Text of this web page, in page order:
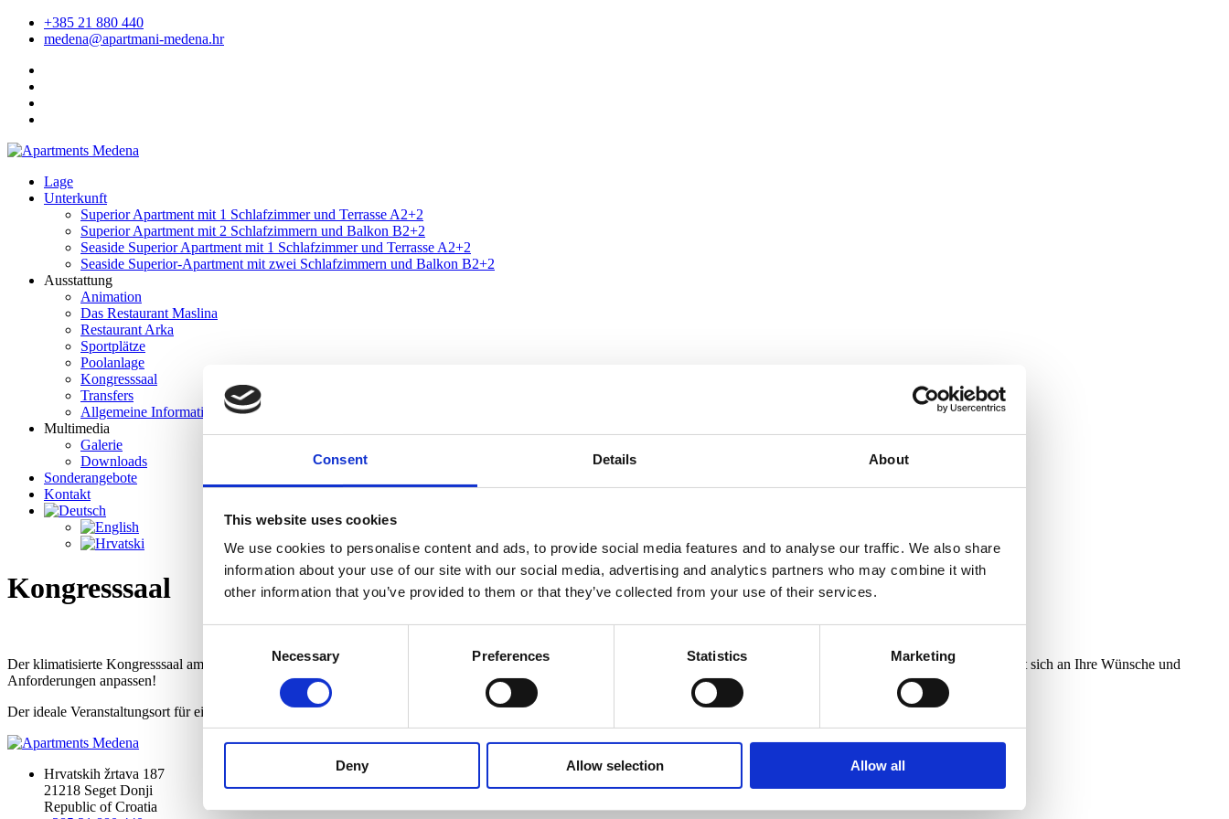
Consent Details About
This website uses cookies
We use cookies to personalise content and ads, to provide social media features and to analyse our traffic. We also share
information about your use of our site with our social media, advertising and analytics partners who may combine it with
other information that you’ve provided to them or that they’ve collected from your use of their services.
Necessary Preferences Statistics Marketing
Deny Allow selection Allow all
+385 21 880 440
medena@apartmani-medena.hr
Lage
Unterkunft
Superior Apartment mit 1 Schlafzimmer und Terrasse A2+2
Superior Apartment mit 2 Schlafzimmern und Balkon B2+2
Seaside Superior Apartment mit 1 Schlafzimmer und Terrasse A2+2
Seaside Superior-Apartment mit zwei Schlafzimmern und Balkon B2+2
Ausstattung
Animation
Das Restaurant Maslina
Restaurant Arka
Sportplätze
Poolanlage
Kongresssaal
Transfers
Allgemeine Informationen
Multimedia
Galerie
Downloads
Sonderangebote
Kontakt
Kongresssaal
Der klimatisierte Kongresssaal am Meer ist ein einmaliger Ort zur Ausrichtung geschäftlicher Veranstaltungen und Programme. Der Saal nimmt bis zu 150 Personen auf und lässt sich an Ihre Wünsche und
Anforderungen anpassen!
Der ideale Veranstaltungsort für ein Geschäftstreffen, Seminare, Workshops, Events und kleinere Kongresse.
Hrvatskih žrtava 187
21218 Seget Donji
Republic of Croatia